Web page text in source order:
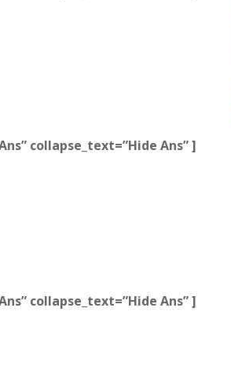
collapse_text=”Hide Ans” ]
collapse_text=”Hide Ans” ]